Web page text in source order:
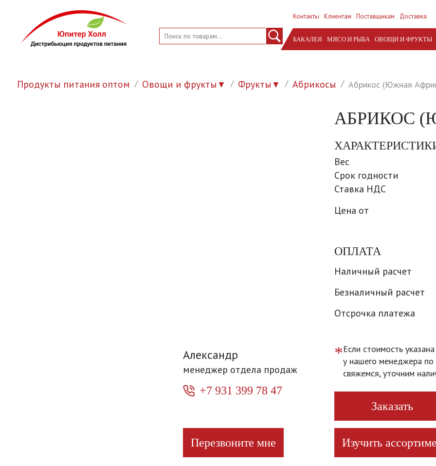
Контакты Клиентам Поставщикам Доставка
БАКАЛЕЯ МЯСО И РЫБА ОВОЩИ И ФРУКТЫ
Продукты питания оптом Овощи и фрукты ▼ Фрукты ▼ Абрикосы Абрикос (Южная
Александр
менеджер отдела продаж
+7 931 399 78 47
Перезвоните мне
АБРИКОС
Вес
Срок годности
Ставка НДС
Цена от
ОПЛАТА
Наличный расчет
Безналичный расчет
Отсрочка платежа
*Если стоимость
у нашего менеджера по
свяжемся, уточним
Заказать
Изучить